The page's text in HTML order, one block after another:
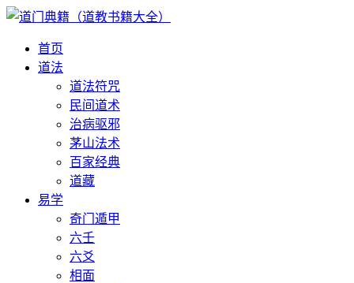
首页
道法
道法符咒
民间道术
治病驱邪
茅山法术
百家经典
道藏
易学
奇门遁甲
六壬
六爻
相面